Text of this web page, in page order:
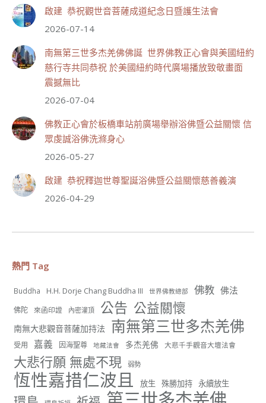
分享
週日（8/2）於世界佛教正心會金龜山三寶殿...
分享
啟建 恭祝觀世音菩薩成道紀念日暨護生法會
2026-07-14
南無第三世多杰羌佛佛誕 世界佛教正心會與美國紐約
慈行寺共同恭祝 於美國紐約時代廣場播放致敬畫面
震撼無比
2026-07-04
佛教正心會於板橋車站前廣場舉辦浴佛暨公益關懷 信
眾虔誠浴佛洗滌身心
2026-05-27
啟建 恭祝釋迦世尊聖誕浴佛暨公益關懷慈善義演
2026-04-29
熱門 Tag
Buddha H.H. Dorje Chang Buddha III 世界佛教總部 佛教 佛法
佛陀 來函印證 內密灌頂 公告 公益關懷
南無大悲觀音菩薩加持法 南無第三世多杰羌佛
受用 嘉義 因海聖尊 地藏法會 多杰羌佛 大悲千手觀音大壇法會
大悲行願 無處不現 弱勢
恆性嘉措仁波且 放生 殊勝加持 永續放生